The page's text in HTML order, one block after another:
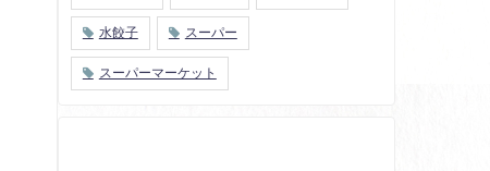
水餃子 スーパー
スーパーマーケット